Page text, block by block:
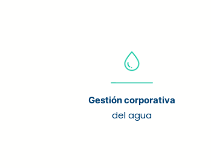
Gestión corporativa
del agua